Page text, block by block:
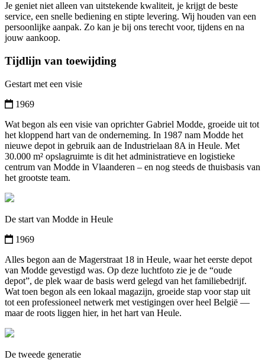
Je geniet niet alleen van uitstekende kwaliteit, je krijgt de beste
service, een snelle bediening en stipte levering. Wij houden van een
persoonlijke aanpak. Zo kan je bij ons terecht voor, tijdens en na
jouw aankoop.
Tijdlijn van toewijding
Gestart met een visie
1969
Wat begon als een visie van oprichter Gabriel Modde, groeide uit tot
het kloppend hart van de onderneming. In 1987 nam Modde het
nieuwe depot in gebruik aan de Industrielaan 8A in Heule. Met
30.000 m² opslagruimte is dit het administratieve en logistieke
centrum van Modde in Vlaanderen – en nog steeds de thuisbasis van
het grootste team.
De start van Modde in Heule
1969
Alles begon aan de Magerstraat 18 in Heule, waar het eerste depot
van Modde gevestigd was. Op deze luchtfoto zie je de “oude
depot”, de plek waar de basis werd gelegd van het familiebedrijf.
Wat toen begon als een lokaal magazijn, groeide stap voor stap uit
tot een professioneel netwerk met vestigingen over heel België —
maar de roots liggen hier, in het hart van Heule.
De tweede generatie